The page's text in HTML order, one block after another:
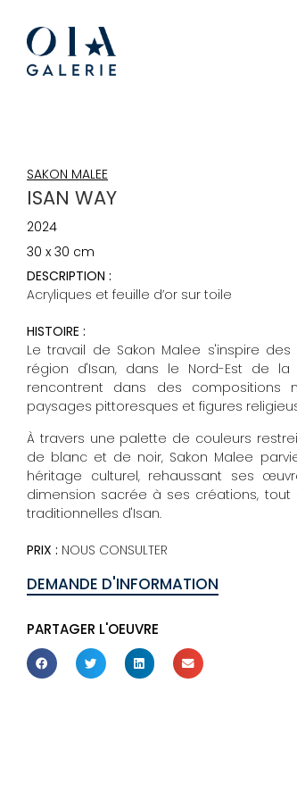
SAKON MALEE
ISAN WAY
2024
30 x 30 cm
DESCRIPTION :
Acryliques et feuille d’or sur toile
HISTOIRE :
Le travail de Sakon Malee s'inspire
région d'Isan, dans le Nord-Est de
rencontrent dans des compositions
paysages pittoresques et figures
À travers une palette de couleurs
de blanc et de noir, Sakon Malee
héritage culturel, rehaussant ses
dimension sacrée à ses créations,
traditionnelles d'Isan.
PRIX : NOUS CONSULTER
DEMANDE D'INFORMATION
PARTAGER L'OEUVRE